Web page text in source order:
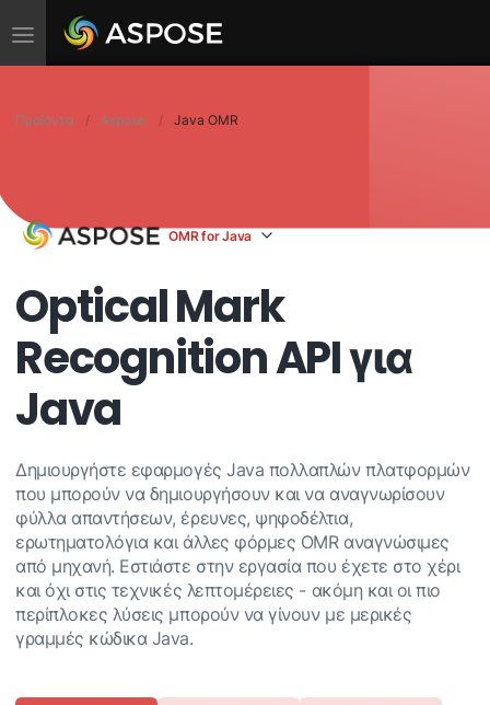
Εναλλαγή
πλοήγησης
Προϊόντα Aspose. Java OMR
OMR for Java
Optical Mark
Recognition API για
Java
Δημιουργήστε εφαρμογές Java πολλαπλών πλατφορμών
που μπορούν να δημιουργήσουν και να αναγνωρίσουν
φύλλα απαντήσεων, έρευνες, ψηφοδέλτια,
ερωτηματολόγια και άλλες φόρμες OMR αναγνώσιμες
από μηχανή. Εστιάστε στην εργασία που έχετε στο χέρι
και όχι στις τεχνικές λεπτομέρειες - ακόμη και οι πιο
περίπλοκες λύσεις μπορούν να γίνουν με μερικές
γραμμές κώδικα Java.